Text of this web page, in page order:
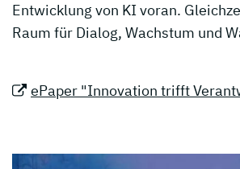
Entwicklung von KI voran.
Raum für Dialog, Wachstum und
ePaper "Innovation trifft